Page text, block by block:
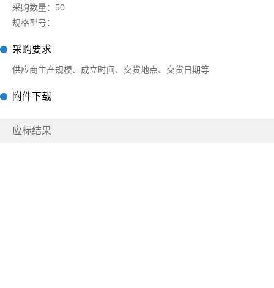
采购数量：50
规格型号：
采购要求
供应商生产规模、成立时间、交货地点、交货日期等
附件下载
应标结果